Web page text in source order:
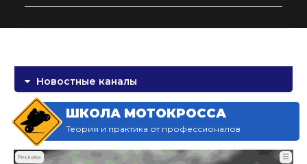
Новостные каналы
ШКОЛА МОТОКРОССА
Теория и практика от профессионалов
Реклама ☰